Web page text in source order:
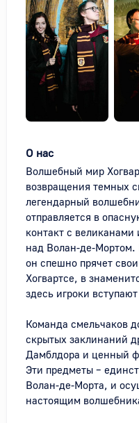
О нас
Волшебный мир
возвращения темных
легендарный
отправляется в
контакт с
над Волан-де-Мортом.
он спешно прячет
Хогвартсе, в
здесь игроки вступают
Команда смельчаков
скрытых заклинаний
Дамблдора и ценный
Эти предметы –
Волан-де-Морта, и
настоящим